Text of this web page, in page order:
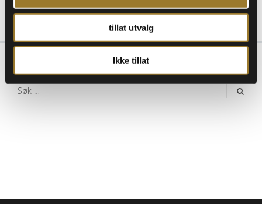
tillat utvalg
Ikke tillat